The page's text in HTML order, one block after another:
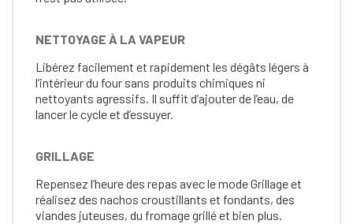
NETTOYAGE À LA VAPEUR
Libérez facilement et rapidement les dégâts légers à
l’intérieur du four sans produits chimiques ni
nettoyants agressifs. Il suffit d’ajouter de l’eau, de
lancer le cycle et d’essuyer.
GRILLAGE
Repensez l’heure des repas avec le mode Grillage et
réalisez des nachos croustillants et fondants, des
viandes juteuses, du fromage grillé et bien plus.